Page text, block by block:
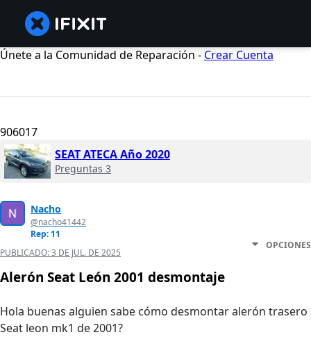
Únete a la Comunidad de Reparación - Crear Cuenta
906017
SEAT ATECA Año 2020
Preguntas 3
Nacho
@nacho41442
Rep: 11
PUBLICADO:3 DE JUL. DE 2025
OPCIONES
Alerón Seat León 2001 desmontaje
Hola buenas alguien sabe cómo desmontar alerón trasero
Seat leon mk1 de 2001?